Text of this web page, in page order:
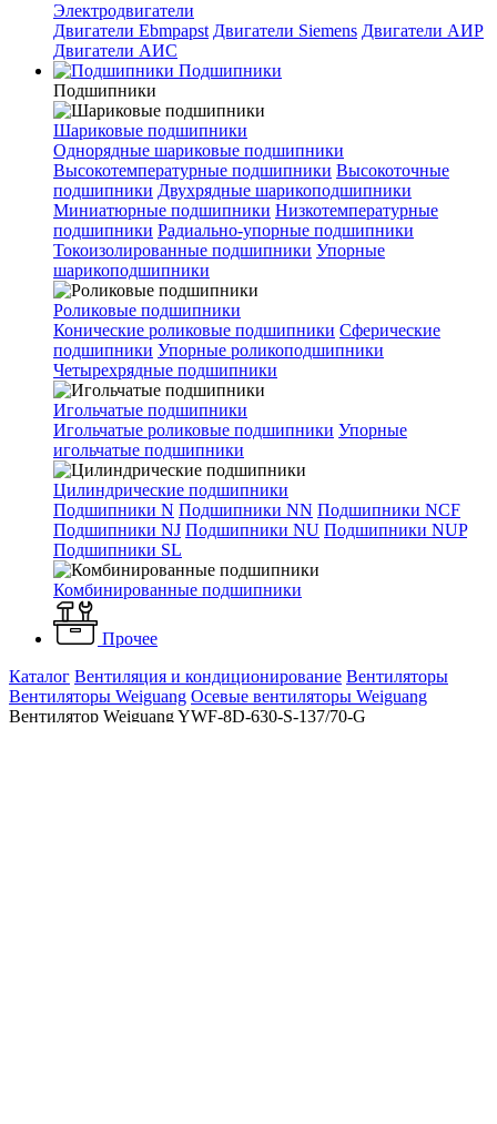
Электродвигатели
Двигатели Ebmpapst Двигатели Siemens Двигатели АИР
Двигатели АИС
Подшипники
Подшипники
Шариковые подшипники
Однорядные шариковые подшипники
Высокотемпературные подшипники Высокоточные
подшипники Двухрядные шарикоподшипники
Миниатюрные подшипники Низкотемпературные
подшипники Радиально-упорные подшипники
Токоизолированные подшипники Упорные
шарикоподшипники
Роликовые подшипники
Конические роликовые подшипники Сферические
подшипники Упорные роликоподшипники
Четырехрядные подшипники
Игольчатые подшипники
Игольчатые роликовые подшипники Упорные
игольчатые подшипники
Цилиндрические подшипники
Подшипники N Подшипники NN Подшипники NCF
Подшипники NJ Подшипники NU Подшипники NUP
Подшипники SL
Комбинированные подшипники
Прочее
Каталог Вентиляция и кондиционирование Вентиляторы
Вентиляторы Weiguang Осевые вентиляторы Weiguang
Вентилятор Weiguang YWF-8D-630-S-137/70-G